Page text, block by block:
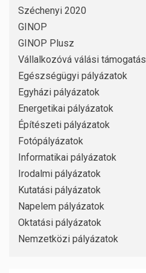
Széchenyi 2020
GINOP
GINOP Plusz
Vállalkozóvá válási támogatás
Egészségügyi pályázatok
Egyházi pályázatok
Energetikai pályázatok
Építészeti pályázatok
Fotópályázatok
Informatikai pályázatok
Irodalmi pályázatok
Kutatási pályázatok
Napelem pályázatok
Oktatási pályázatok
Nemzetközi pályázatok